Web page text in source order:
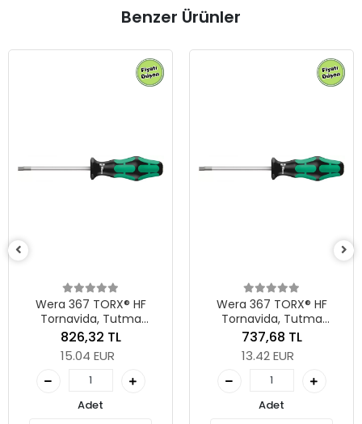
Benzer Ürünler
Wera 367 TORX® HF
Tornavida, Tutma
Fonksiyonlu, TX 40 x 130
mm
826,32 TL
15.04 EUR
Adet
Wera 367 TORX® HF
Tornavida, Tutma
Fonksiyonlu, TX 30 x 115
mm
737,68 TL
13.42 EUR
Adet